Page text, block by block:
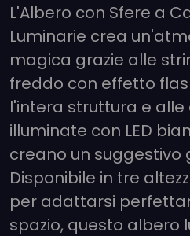
L'Albero con Sfere a
Luminarie crea
magica grazie alle
freddo con effetto
l'intera struttura e alle
illuminate con LED
creano un suggestivo
Disponibile in tre
per adattarsi
spazio, questo albero